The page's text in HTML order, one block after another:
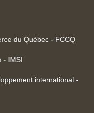
du Québec - FCCQ
- IMSI
international -